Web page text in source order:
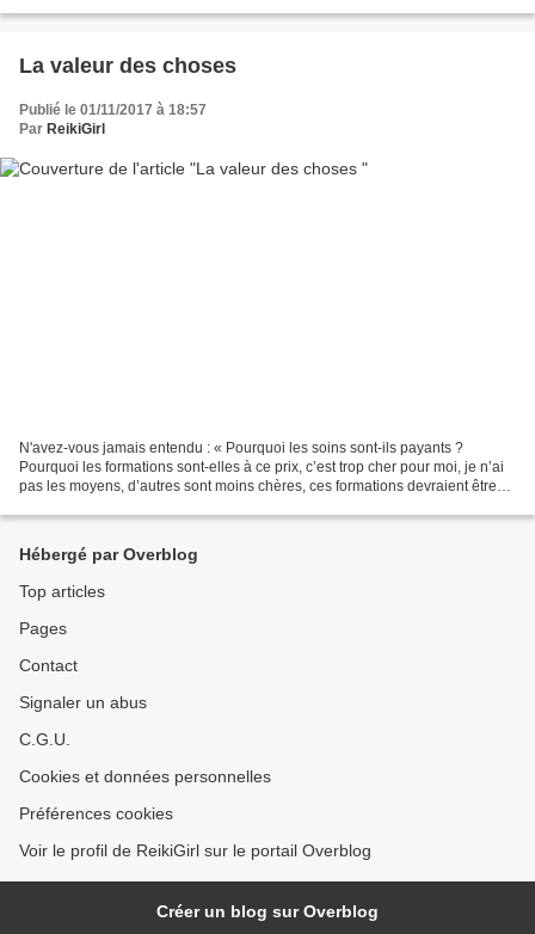
La valeur des choses
Publié le 01/11/2017 à 18:57
Par ReikiGirl
N'avez-vous jamais entendu : « Pourquoi les soins sont-ils payants ?
Pourquoi les formations sont-elles à ce prix, c’est trop cher pour moi, je n’ai
pas les moyens, d’autres sont moins chères, ces formations devraient être
Hébergé par Overblog
Top articles
Pages
Contact
Signaler un abus
C.G.U.
Cookies et données personnelles
Préférences cookies
Voir le profil de ReikiGirl sur le portail Overblog
Créer un blog sur Overblog